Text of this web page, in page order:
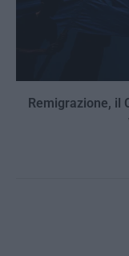
Remigrazione, il